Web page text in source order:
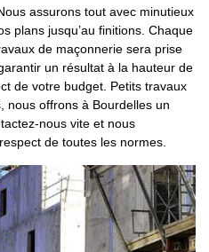
assurons tout avec minutieux
plans jusqu’au finitions. Chaque
de maçonnerie sera prise
un résultat à la hauteur de
de votre budget. Petits travaux
offrons à Bourdelles un
nous vite et nous
de toutes les normes.